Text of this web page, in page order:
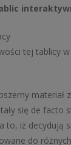
tej tablicy
materiał
się de facto
to, iż decydują
do